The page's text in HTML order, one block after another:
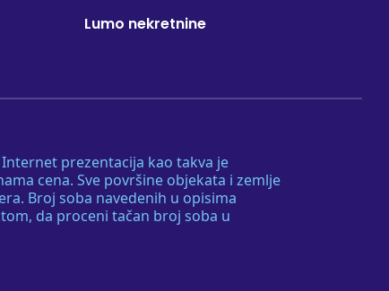
prezentacija kao takva je
cena. Sve površine objekata i zemlje
Broj soba navedenih u opisima
da proceni tačan broj soba u
Lumo nekretnine